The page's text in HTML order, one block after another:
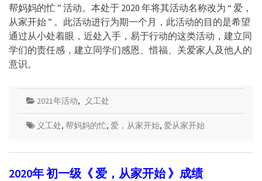
帮妈妈的忙 ” 活动。本处于 2020 年将其活动名称改为 “ 爱，
从家开始 ” 。此活动进行为期一个月，此活动的目的是希望
通过从小处着眼，近处入手，易于行动的这类活动，建立同
学们的责任感，建立同学们感恩、惜福、关爱家人及他人的
意识。
2021年活动, 义工处
义工处, 帮妈妈的忙, 爱，从家开始, 爱从家开始
2020年 初一级《 爱，从家开始 》成绩